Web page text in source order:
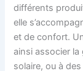
différents
elle
et de confort.
ainsi associer
solaire, ou à